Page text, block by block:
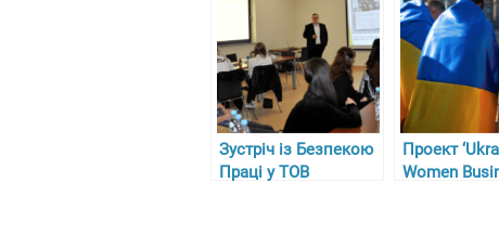
Зустріч із Безпекою
Праці у ТОВ
Проект
Women